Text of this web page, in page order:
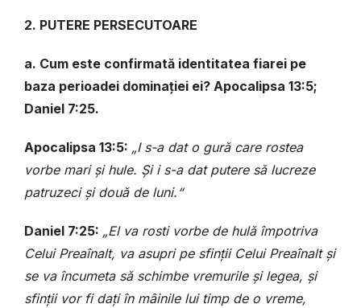
2. PUTERE PERSECUTOARE
a. Cum este confirmată identitatea fiarei pe
baza perioadei dominației ei? Apocalipsa 13:5;
Daniel 7:25.
Apocalipsa 13:5: „I s-a dat o gură care rostea
vorbe mari și hule. Și i s-a dat putere să lucreze
patruzeci și două de luni.“
Daniel 7:25: „El va rosti vorbe de hulă împotriva
Celui Preaînalt, va asupri pe sfinții Celui Preaînalt și
se va încumeta să schimbe vremurile și legea, și
sfinții vor fi dați în mâinile lui timp de o vreme,